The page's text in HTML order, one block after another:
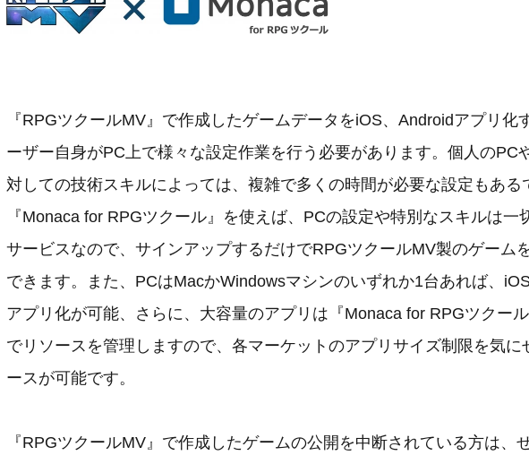
『RPGツクールMV』で作成したゲームデータをiOS、Androidアプリ化
ーザー自身がPC上で様々な設定作業を行う必要があります。個人のPC
対しての技術スキルによっては、複雑で多くの時間が必要な設定もある
『Monaca for RPGツクール』を使えば、PCの設定や特別なスキルは一
サービスなので、サインアップするだけでRPGツクールMV製のゲーム
できます。また、PCはMacかWindowsマシンのいずれか1台あれば、
アプリ化が可能、さらに、大容量のアプリは『Monaca for RPGツクー
でリソースを管理しますので、各マーケットのアプリサイズ制限を気に
ースが可能です。
『RPGツクールMV』で作成したゲームの公開を中断されている方は、